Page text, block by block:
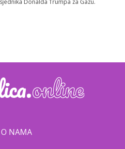
Donalda Trumpa za Gazu.
O NAMA